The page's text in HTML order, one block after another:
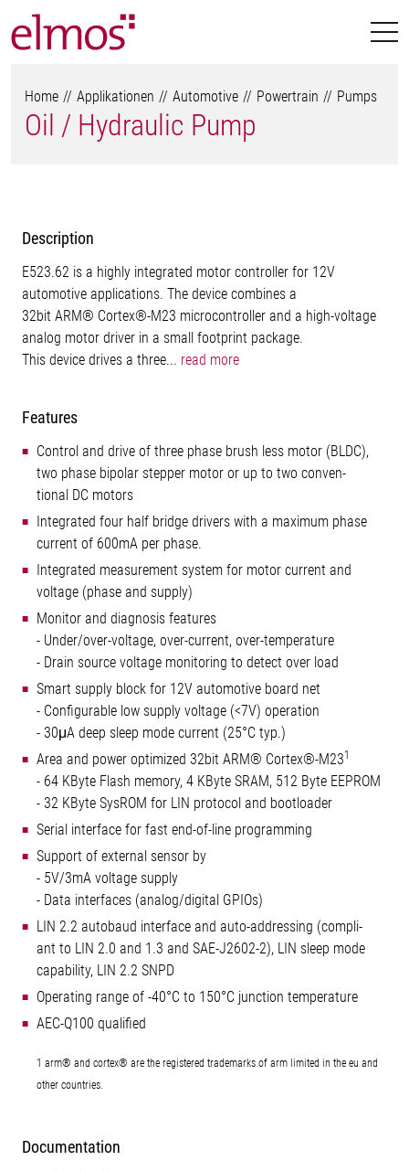
Home Applikationen Automotive Powertrain Pumps
Oil / Hydraulic Pump
Description
E523.62 is a highly integrated motor controller for 12V
automotive applications. The device combines a
32bit ARM® Cortex®-M23 microcontroller and a high-voltage
analog motor driver in a small footprint package.
This device drives a three... read more
Features
Control and drive of three phase brush less motor (BLDC),
two phase bipolar stepper motor or up to two conven-
tional DC motors
Integrated four half bridge drivers with a maximum phase
current of 600mA per phase.
Integrated measurement system for motor current and
voltage (phase and supply)
Monitor and diagnosis features
- Under/over-voltage, over-current, over-temperature
- Drain source voltage monitoring to detect over load
Smart supply block for 12V automotive board net
- Configurable low supply voltage (<7V) operation
- 30μA deep sleep mode current (25°C typ.)
Area and power optimized 32bit ARM® Cortex®-M231
- 64 KByte Flash memory, 4 KByte SRAM, 512 Byte EEPROM
- 32 KByte SysROM for LIN protocol and bootloader
Serial interface for fast end-of-line programming
Support of external sensor by
- 5V/3mA voltage supply
- Data interfaces (analog/digital GPIOs)
LIN 2.2 autobaud interface and auto-addressing (compli-
ant to LIN 2.0 and 1.3 and SAE-J2602-2), LIN sleep mode
capability, LIN 2.2 SNPD
Operating range of -40°C to 150°C junction temperature
AEC-Q100 qualified
1 arm® and cortex® are the registered trademarks of arm limited in the eu and
other countries.
Documentation